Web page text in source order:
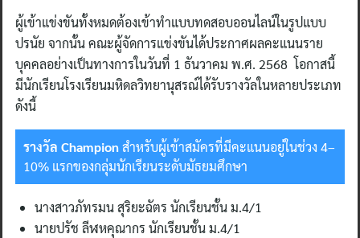
ผู้เข้าแข่งขันทั้งหมดต้องเข้าทำแบบทดสอบออนไลน์ในรูปแบบ
ปรนัย จากนั้น คณะผู้จัดการแข่งขันได้ประกาศผลคะแนนราย
บุคคลอย่างเป็นทางการในวันที่ 1 ธันวาคม พ.ศ. 2568 โอกาสนี้
มีนักเรียนโรงเรียนมหิดลวิทยานุสรณ์ได้รับรางวัลในหลายประเภท
ดังนี้
รางวัล Championสำหรับผู้เข้าสมัครที่มีคะแนนอยู่ในช่วง 4–
10% แรกของกลุ่มนักเรียนระดับมัธยมศึกษา
นางสาวภัทรมน สุริยะฉัตร นักเรียนชั้น ม.4/1
นายปรัช ลีฬหคุณากร นักเรียนชั้น ม.4/1